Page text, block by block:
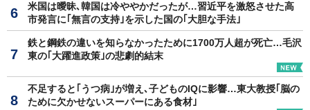
米国は曖昧､韓国は冷ややかだったが…習近平を激怒させた高
市発言に｢無言の支持｣を示した国の｢大胆な手法｣
鉄と鋼鉄の違いを知らなかったために1700万人超が死亡…毛沢
東の｢大躍進政策｣の悲劇的結末
不足すると｢うつ病｣が増え､子どものIQに影響…東大教授｢脳の
ために欠かせないスーパーにある食材｣